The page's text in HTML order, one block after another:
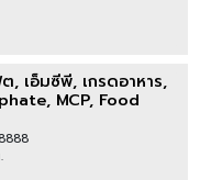
, เอ็มซีพี, เกรดอาหาร,
MCP, Food